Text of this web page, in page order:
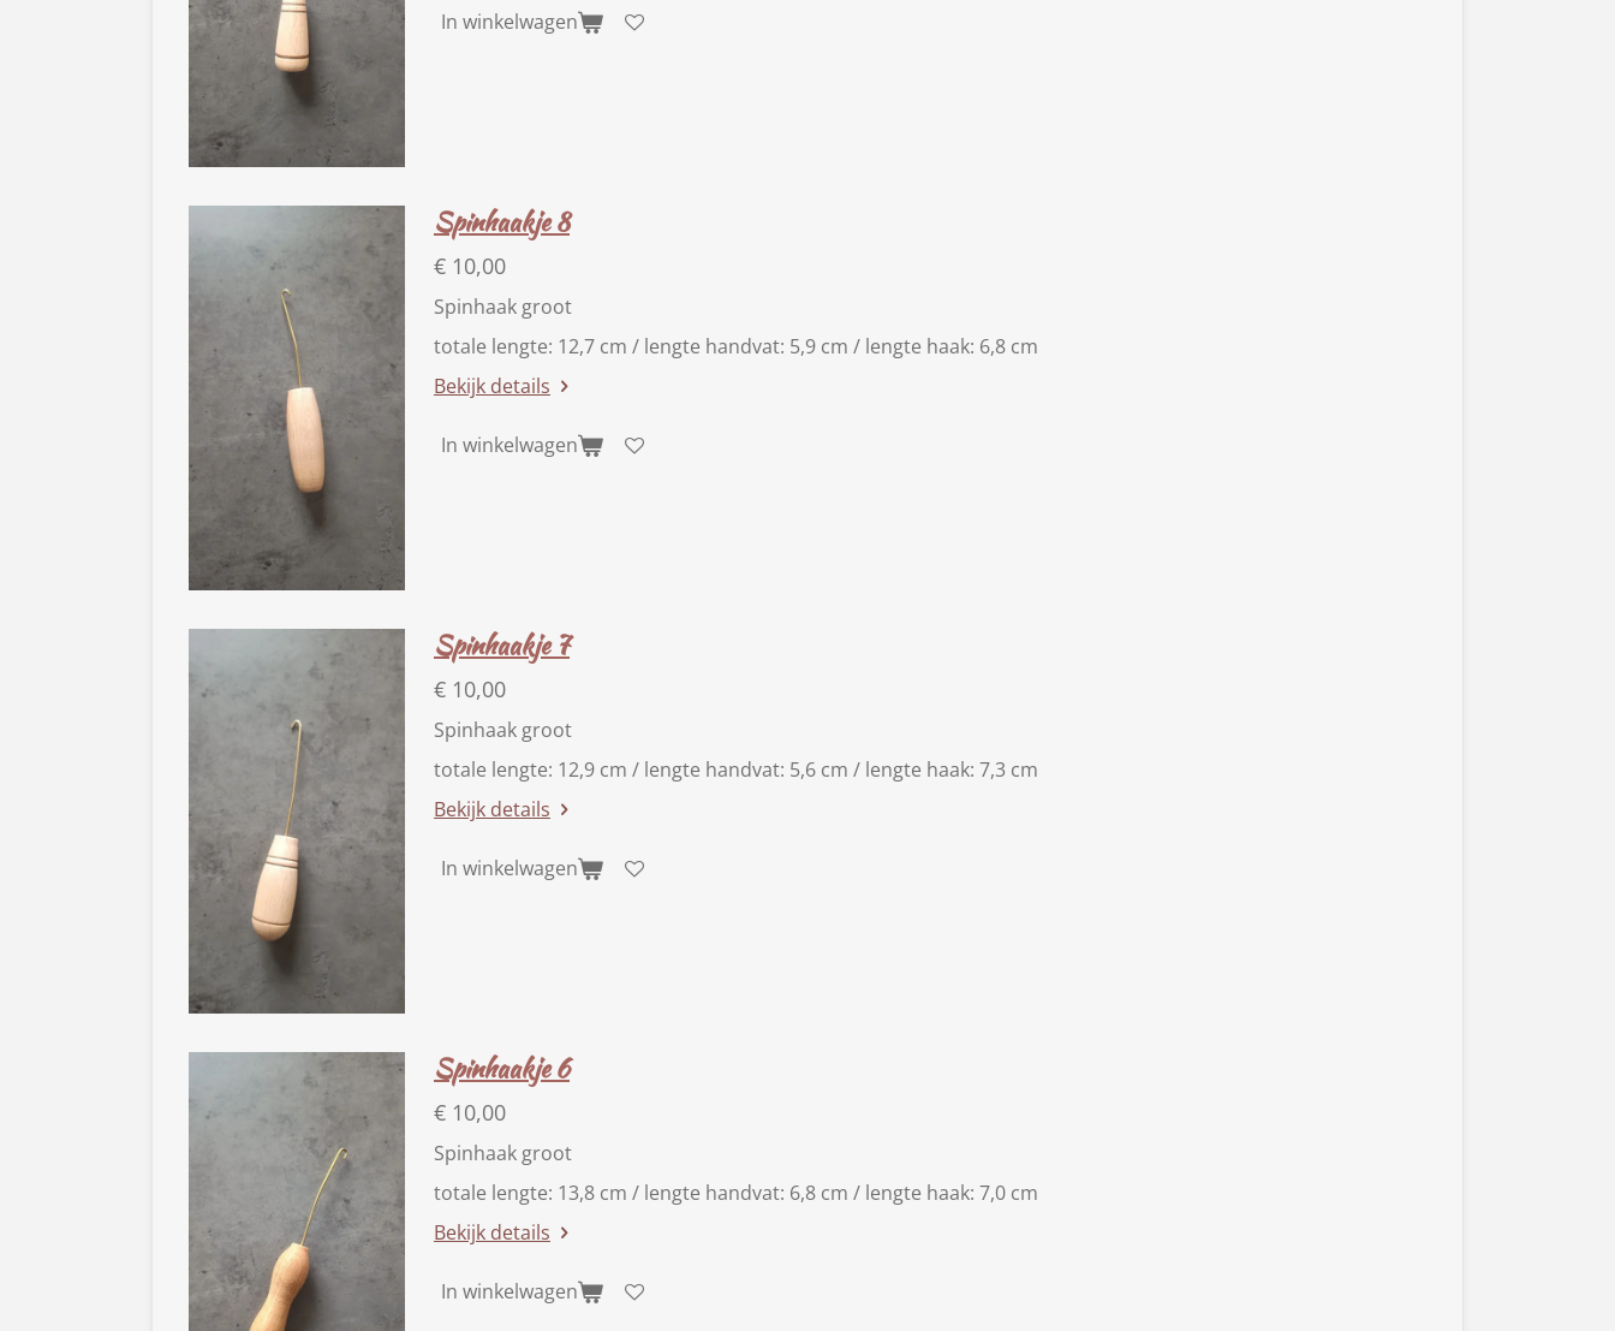
In winkelwagen
Spinhaakje 8
€ 10,00
Spinhaak groot
totale lengte: 12,7 cm / lengte handvat: 5,9 cm / lengte haak: 6,8 cm
Bekijk details
In winkelwagen
Spinhaakje 7
€ 10,00
Spinhaak groot
totale lengte: 12,9 cm / lengte handvat: 5,6 cm / lengte haak: 7,3 cm
Bekijk details
In winkelwagen
Spinhaakje 6
€ 10,00
Spinhaak groot
totale lengte: 13,8 cm / lengte handvat: 6,8 cm / lengte haak: 7,0 cm
Bekijk details
In winkelwagen